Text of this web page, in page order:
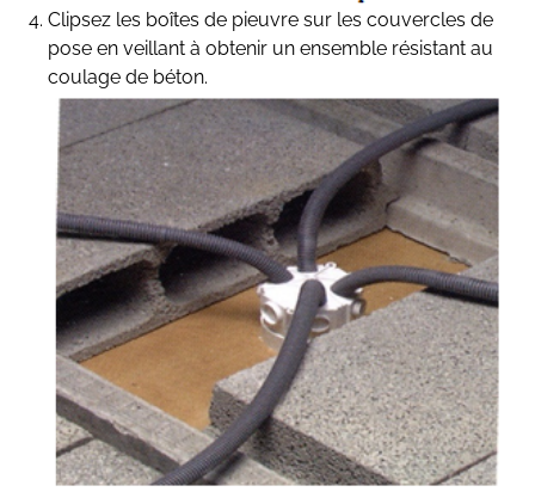
Clipsez les boîtes de pieuvre sur les couvercles de
pose en veillant à obtenir un ensemble résistant au
coulage de béton.